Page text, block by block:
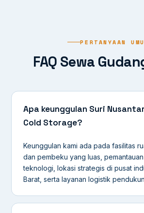
PERTANYAAN
FAQ Sewa
Apa keunggulan Suri
Cold Storage?
Keunggulan kami ada pada fasilitas
dan pembeku yang luas,
teknologi, lokasi strategis di pusat
Barat, serta layanan logistik